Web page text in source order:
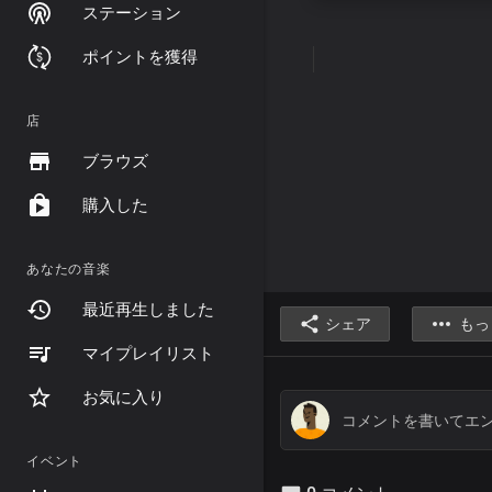
ステーション
ポイントを獲得
店
ブラウズ
購入した
あなたの音楽
最近再生しました
マイプレイリスト
お気に入り
イベント
シェア も